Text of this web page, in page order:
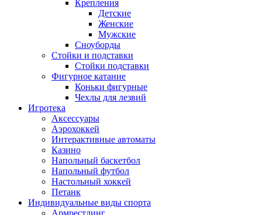
Крепления
Детские
Женские
Мужские
Сноуборды
Стойки и подставки
Cтойки подставки
Фигурное катание
Коньки фигурные
Чехлы для лезвий
Игротека
Аксессуары
Аэрохоккей
Интерактивные автоматы
Казино
Напольный баскетбол
Напольный футбол
Настольный хоккей
Петанк
Индивидуальные виды спорта
Армрестлинг